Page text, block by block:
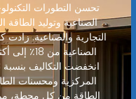
تحسن التطورات
الصناعية وتوليد الطاقة
التجارية والصناعية. زادت
المركزية ومحسنات